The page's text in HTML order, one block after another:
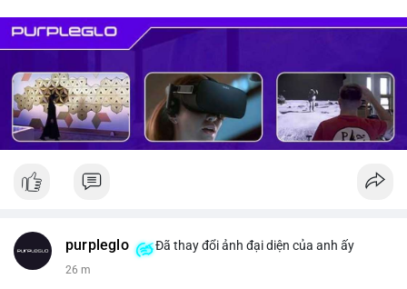
purpleglo Đã thay đổi ảnh đại diện của anh ấy
26 m